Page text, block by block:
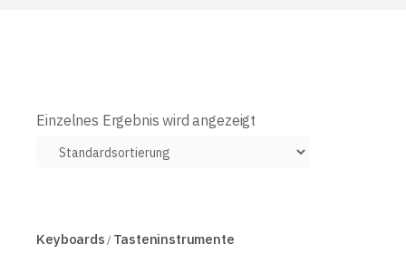
Einzelnes Ergebnis wird angezeigt
Keyboards Tasteninstrumente